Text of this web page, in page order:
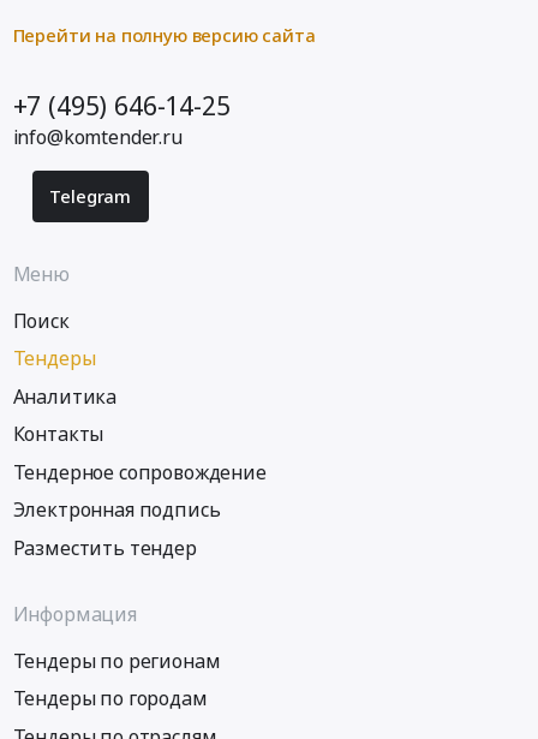
Перейти на полную версию сайта
+7 (495) 646-14-25
info@komtender.ru
Telegram
Меню
Поиск
Тендеры
Аналитика
Контакты
Тендерное сопровождение
Электронная подпись
Разместить тендер
Информация
Тендеры по регионам
Тендеры по городам